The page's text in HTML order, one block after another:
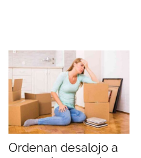
Ordenan desalojo a